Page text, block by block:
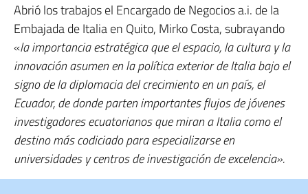
Abrió los trabajos el Encargado de Negocios a.i. de la
Embajada de Italia en Quito, Mirko Costa, subrayando
«la importancia estratégica que el espacio, la cultura y la
innovación asumen en la política exterior de Italia bajo el
signo de la diplomacia del crecimiento en un país, el
Ecuador, de donde parten importantes flujos de jóvenes
investigadores ecuatorianos que miran a Italia como el
destino más codiciado para especializarse en
universidades y centros de investigación de excelencia».